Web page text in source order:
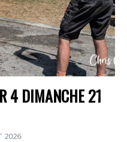
4 DIMANCHE 21
2026